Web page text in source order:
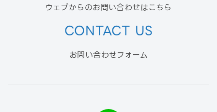
ウェブからのお問い合わせはこちら
CONTACT US
お問い合わせフォーム